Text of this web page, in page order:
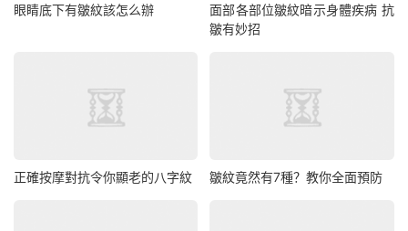
眼睛底下有皺紋該怎么辦
面部各部位皺紋暗示身體疾病 抗
皺有妙招
正確按摩對抗令你顯老的八字紋 皺紋竟然有7種？教你全面預防